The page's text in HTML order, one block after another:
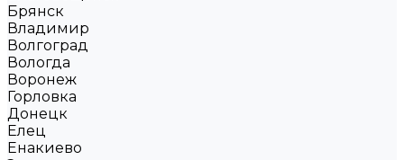
Брянск
Владимир
Волгоград
Вологда
Воронеж
Горловка
Донецк
Елец
Енакиево